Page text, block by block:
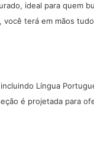
ideal para quem
terá em mãos
Língua
é projetada para